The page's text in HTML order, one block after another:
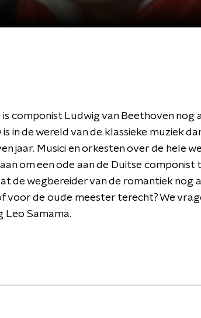
componist Ludwig van Beethoven nog
in de wereld van de klassieke muziek
jaar. Musici en orkesten over de hele
om een ode aan de Duitse componist
de wegbereider van de romantiek nog
voor de oude meester terecht? We
Leo Samama.